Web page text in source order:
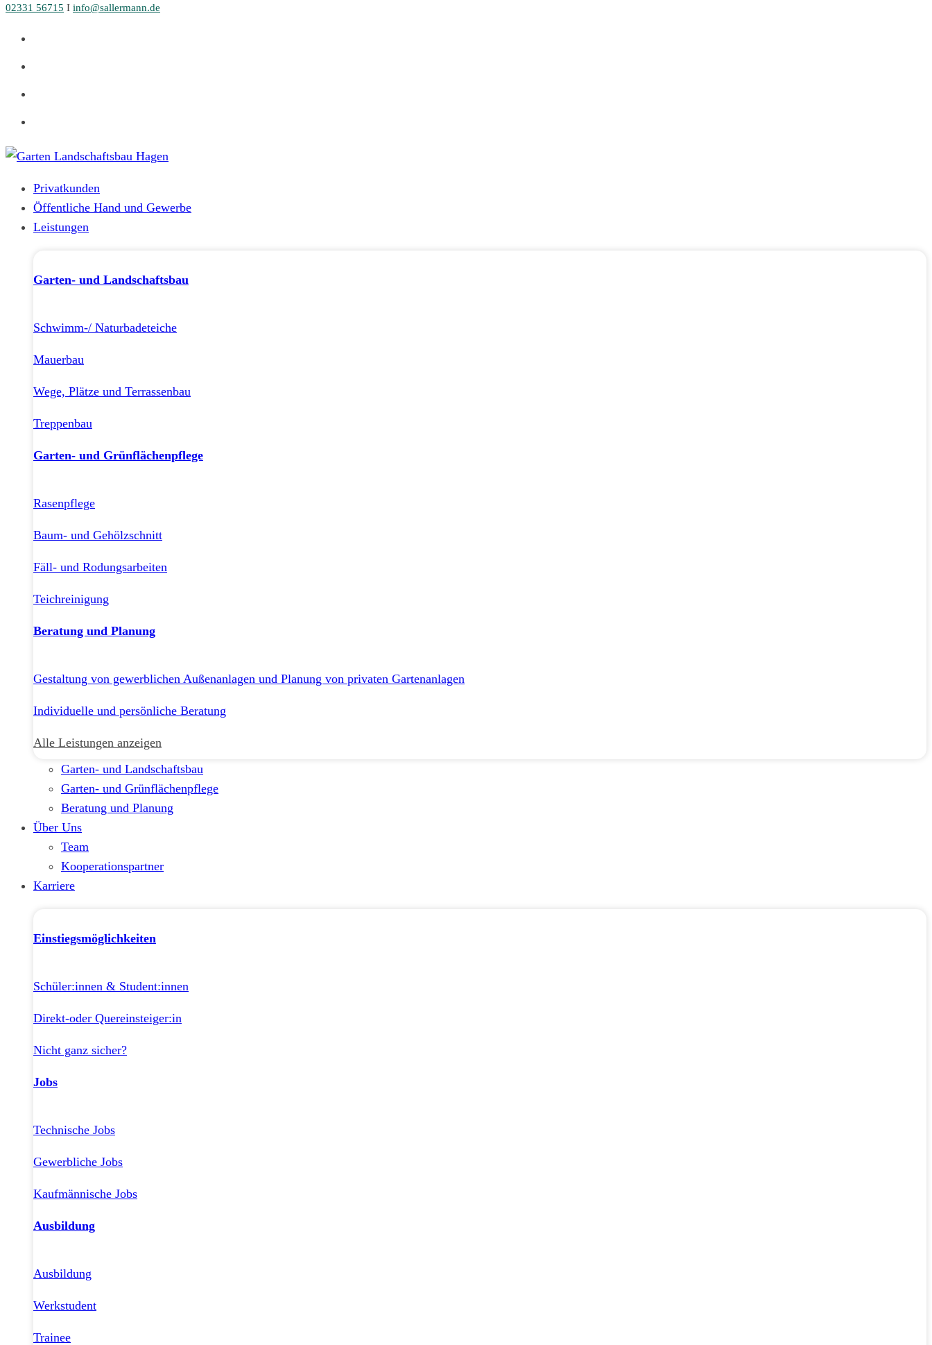
Zum
Inhalt
02331 56715 I info@sallermann.de
Privatkunden
Öffentliche Hand und Gewerbe
Leistungen
Garten- und Landschaftsbau
Schwimm-/ Naturbadeteiche
Mauerbau
Wege, Plätze und Terrassenbau
Treppenbau
Garten- und Grünflächenpflege
Rasenpflege
Baum- und Gehölzschnitt
Fäll- und Rodungsarbeiten
Teichreinigung
Beratung und Planung
Gestaltung von gewerblichen Außenanlagen und Planung von privaten Gartenanlagen
Individuelle und persönliche Beratung
Alle Leistungen anzeigen
Garten- und Landschaftsbau
Garten- und Grünflächenpflege
Beratung und Planung
Über Uns
Team
Kooperationspartner
Karriere
Einstiegsmöglichkeiten
Schüler:innen & Student:innen
Direkt-oder Quereinsteiger:in
Nicht ganz sicher?
Jobs
Technische Jobs
Gewerbliche Jobs
Kaufmännische Jobs
Ausbildung
Ausbildung
Werkstudent
Trainee